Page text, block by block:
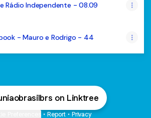
Rádio Independente - 08.09
- Mauro e Rodrigo - 44
on Linktree
• Report • Privacy